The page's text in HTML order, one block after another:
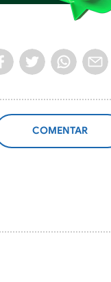
ADICIONAR
COMENTÁRIO